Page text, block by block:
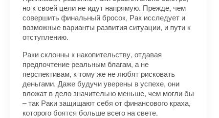
но к своей цели не идут напрямую. Прежде, чем
совершить финальный бросок, Рак исследует и
возможные варианты развития ситуации, и пути к
отступлению.
Раки склонны к накопительству, отдавая
предпочтение реальным благам, а не
перспективам, к тому же не любят рисковать
деньгами. Даже будучи уверены в успехе, они
вложат в дело значительно меньше, чем могли бы
– так Раки защищают себя от финансового краха,
которого боятся больше всего на свете.